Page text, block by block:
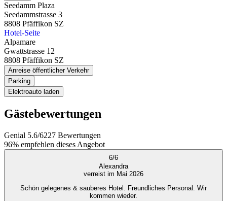
Seedamm Plaza
Seedammstrasse 3
8808 Pfäffikon SZ
Hotel-Seite
Alpamare
Gwattstrasse 12
8808 Pfäffikon SZ
Anreise öffentlicher Verkehr
Parking
Elektroauto laden
Gästebewertungen
Genial 5.6/6227 Bewertungen
96% empfehlen dieses Angebot
6/6
Alexandra
verreist im Mai 2026
Schön gelegenes & sauberes Hotel. Freundliches Personal. Wir
kommen wieder.